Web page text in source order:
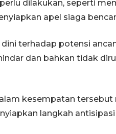
dilakukan, seperti
apel siaga
terhadap potensi
dan bahkan tidak
kesempatan
langkah antisipasi